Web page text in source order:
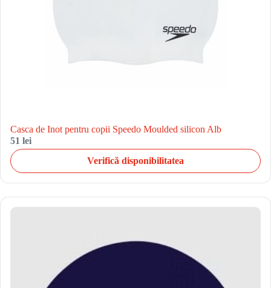
Casca de Inot pentru copii Speedo Moulded silicon Alb
51 lei
Verifică disponibilitatea